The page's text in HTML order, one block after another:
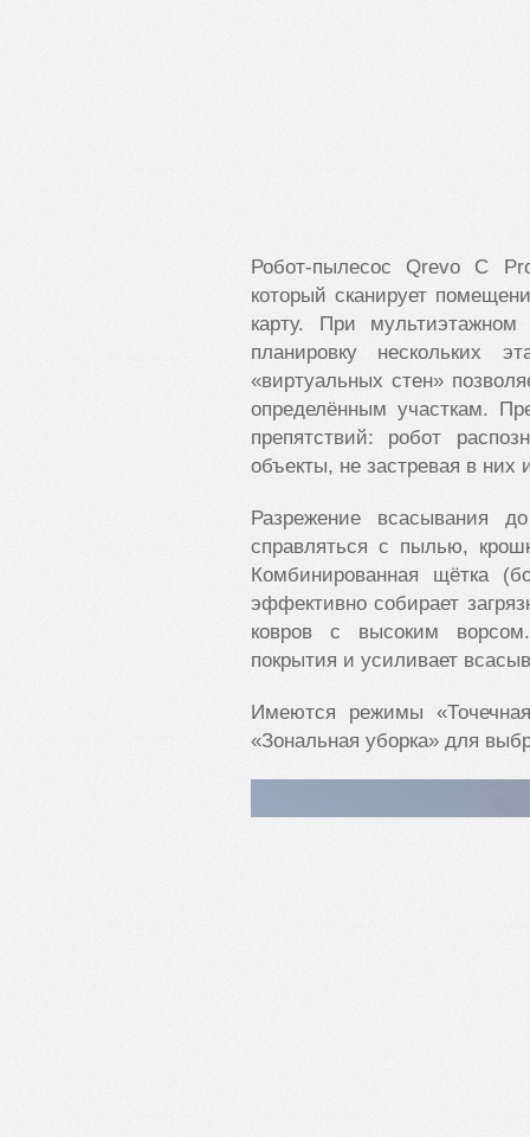
Робот-пылесосQrevo C
который сканирует
карту. При мультиэтажном
планировку нескольких
«виртуальных стен»
определённым участкам.
препятствий: робот
объекты, не застревая в них
Разрежение всасывания
справляться с пылью,
Комбинированная щётка
эффективно собирает
ковров с высоким
покрытия и усиливает
Имеются режимы
«Зональная уборка» для